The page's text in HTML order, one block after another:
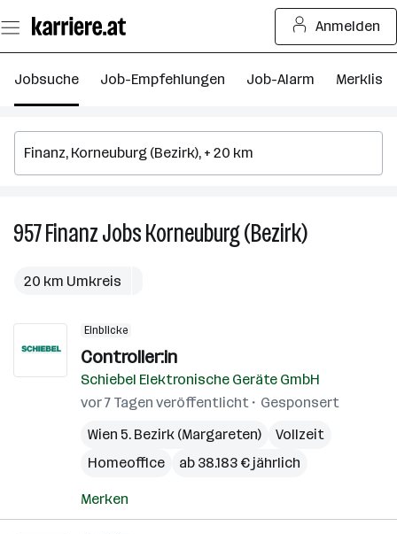
Seiteninhalt
springen
Anmelden
Jobsuche Job-Empfehlungen Job-Alarm Merkliste
957FinanzJobsKorneuburg (Bezirk)957
20 km Umkreis
Einblicke
Controller:in
Schiebel Elektronische Geräte GmbH
vor 7 Tagen veröffentlicht
Gesponsert
Wien 5. Bezirk (Margareten)
Vollzeit
Homeoffice
ab 38.183 € jährlich
Merken